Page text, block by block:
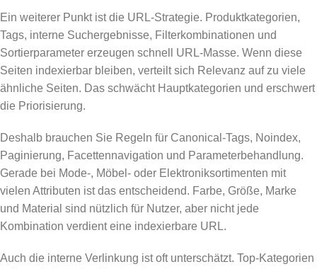
Ein weiterer Punkt ist die URL-Strategie. Produktkategorien,
Tags, interne Suchergebnisse, Filterkombinationen und
Sortierparameter erzeugen schnell URL-Masse. Wenn diese
Seiten indexierbar bleiben, verteilt sich Relevanz auf zu viele
ähnliche Seiten. Das schwächt Hauptkategorien und erschwert
die Priorisierung.
Deshalb brauchen Sie Regeln für Canonical-Tags, Noindex,
Paginierung, Facettennavigation und Parameterbehandlung.
Gerade bei Mode-, Möbel- oder Elektroniksortimenten mit
vielen Attributen ist das entscheidend. Farbe, Größe, Marke
und Material sind nützlich für Nutzer, aber nicht jede
Kombination verdient eine indexierbare URL.
Auch die interne Verlinkung ist oft unterschätzt. Top-Kategorien